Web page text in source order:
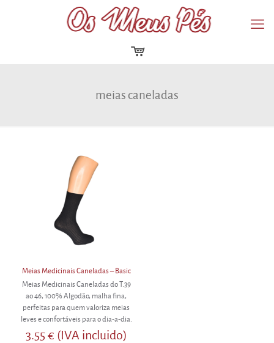
meias caneladas
Meias Medicinais Caneladas – Basic
Meias Medicinais Caneladas do T.39
ao 46, 100% Algodão, malha fina,
perfeitas para quem valoriza meias
leves e confortáveis para o dia-a-dia.
3.55€ (IVA incluido)